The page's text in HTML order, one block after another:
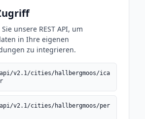
unsere REST API, um
in Ihre eigenen
zu integrieren.
api/v2.1/cities/hallbergmoos/ica
api/v2.1/cities/hallbergmoos/per